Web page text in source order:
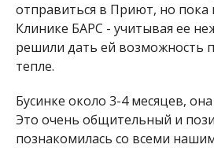
отправиться в Приют, но пока
Клинике БАРС - учитывая ее
решили дать ей возможность
тепле.
Бусинке около 3-4 месяцев,
Это очень общительный и
познакомилась со всеми